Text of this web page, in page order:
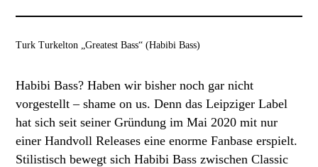
Turk Turkelton „Greatest Bass“ (Habibi Bass)
Habibi Bass? Haben wir bisher noch gar nicht
vorgestellt – shame on us. Denn das Leipziger Label
hat sich seit seiner Gründung im Mai 2020 mit nur
einer Handvoll Releases eine enorme Fanbase erspielt.
Stilistisch bewegt sich Habibi Bass zwischen Classic